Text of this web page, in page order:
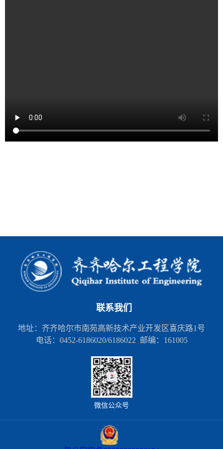
联系我们
地址：齐齐哈尔市南苑高新技术产业开发区喜庆路1号
电话：0452-6186020/6186022 邮编：161005
微信公众号